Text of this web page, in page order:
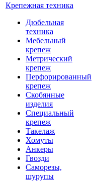
Крепежная техника
Дюбельная
техника
Мебельный
крепеж
Метрический
крепеж
Перфорированный
крепеж
Скобянные
изделия
Специальный
крепеж
Такелаж
Хомуты
Анкеры
Гвозди
Саморезы,
шурупы